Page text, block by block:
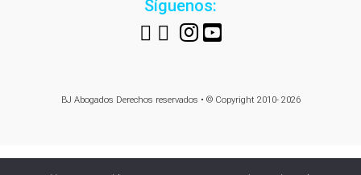
Síguenos:
BJ Abogados Derechos reservados • © Copyright 2010- 2026